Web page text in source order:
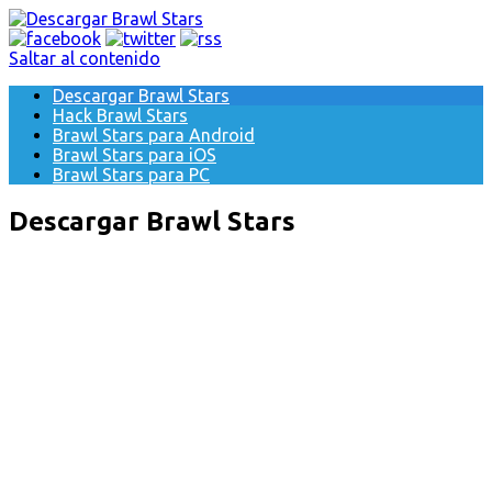
Saltar al contenido
Descargar Brawl Stars
Hack Brawl Stars
Brawl Stars para Android
Brawl Stars para iOS
Brawl Stars para PC
Descargar Brawl Stars